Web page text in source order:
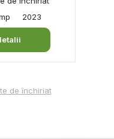
2023
de închiriat